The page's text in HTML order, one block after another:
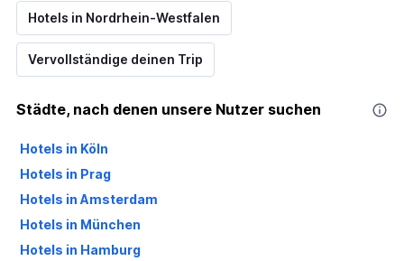
Hotels in Nordrhein-Westfalen
Vervollständige deinen Trip
Städte, nach denen unsere Nutzer suchen
Hotels in Köln
Hotels in Prag
Hotels in Amsterdam
Hotels in München
Hotels in Hamburg